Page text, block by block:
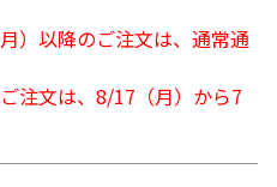
）以降のご注文は、通常通
注文は、8/17（月）から7